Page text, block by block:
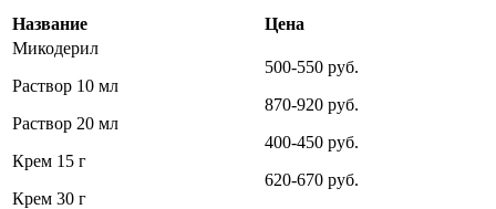
Название
Цена
Микодерил
Раствор 10 мл
Раствор 20 мл
Крем 15 г
Крем 30 г
500-550 руб.
870-920 руб.
400-450 руб.
620-670 руб.